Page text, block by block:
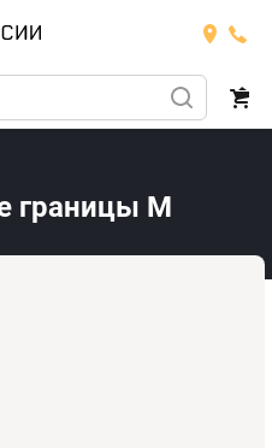
границы M